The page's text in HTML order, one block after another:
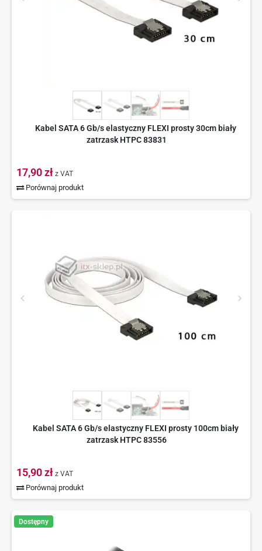
Kabel SATA 6 Gb/s elastyczny FLEXI prosty 30cm biały
zatrzask HTPC 83831
17,90 zł z VAT
Porównaj produkt
Kabel SATA 6 Gb/s elastyczny FLEXI prosty 100cm biały
zatrzask HTPC 83556
15,90 zł z VAT
Porównaj produkt
Dostępny